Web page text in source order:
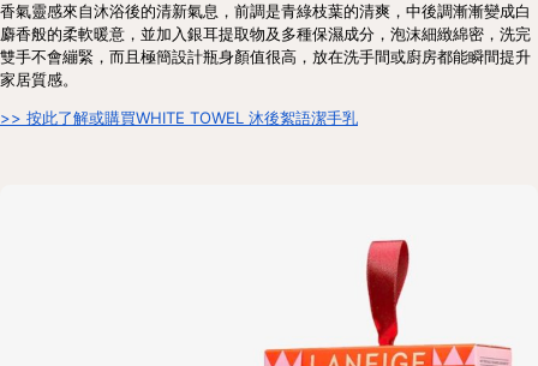
香氣靈感來自沐浴後的清新氣息，前調是青綠枝葉的清爽，中後調漸漸變成白
麝香般的柔軟暖意，並加入銀耳提取物及多種保濕成分，泡沫細緻綿密，洗完
雙手不會繃緊，而且極簡設計瓶身顏值很高，放在洗手間或廚房都能瞬間提升
家居質感。
>> 按此了解或購買WHITE TOWEL 沐後絮語潔手乳